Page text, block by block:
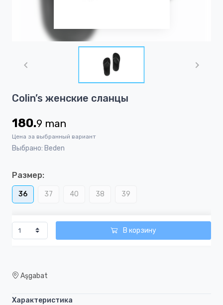
1
1
Colin’s женские сланцы
180.9 man
Цена за выбранный вариант
Выбрано: Beden
Размер:
36 37 40 38 39
В корзину
Aşgabat
Характеристика